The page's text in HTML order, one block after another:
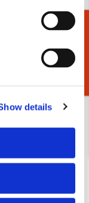
details
Cadeaukiezer